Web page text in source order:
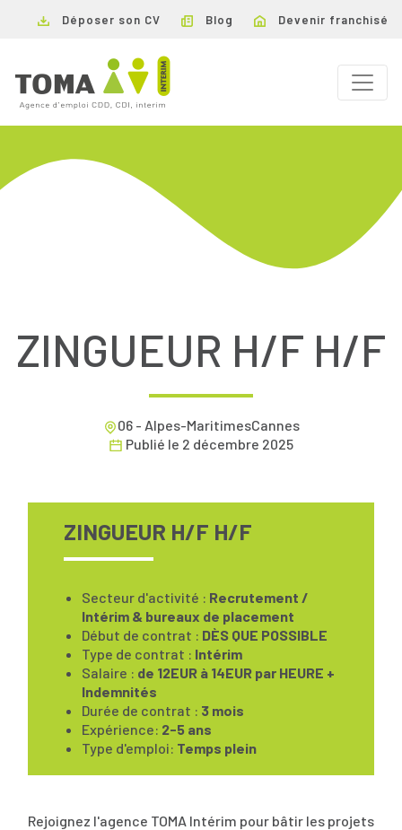
Déposer son CV Blog Devenir franchisé
ZINGUEUR H/F H/F
06 - Alpes-MaritimesCannes
Publié le 2 décembre 2025
ZINGUEUR H/F H/F
Secteur d'activité : Recrutement /
Intérim & bureaux de placement
Début de contrat : DÈS QUE POSSIBLE
Type de contrat : Intérim
Salaire : de 12EUR à 14EUR par HEURE +
Indemnités
Durée de contrat : 3 mois
Expérience: 2-5 ans
Type d'emploi: Temps plein
Rejoignez l'agence TOMA Intérim pour bâtir les projets